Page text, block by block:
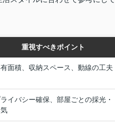
重視すべきポイント
面積、収納スペース、動線の工夫
イバシー確保、部屋ごとの採光・